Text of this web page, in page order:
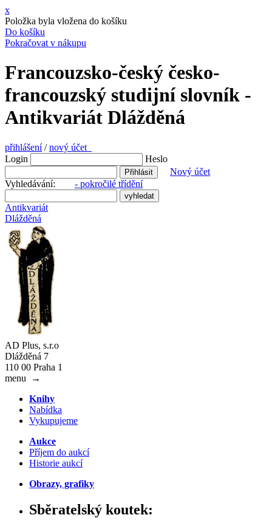
x
Položka byla vložena do košíku
Do košíku
Pokračovat v nákupu
Francouzsko-český česko-
francouzský studijní slovník -
Antikvariát Dlážděná
přihlášení/nový účet
Login
Heslo
Nový účet
Vyhledávání: - pokročilé třídění
Antikvariát
Dlážděná
AD Plus, s.r.o
Dlážděná 7
110 00 Praha 1
menu
→
Knihy
Nabídka
Vykupujeme
Aukce
Příjem do aukcí
Historie aukcí
Obrazy, grafiky
Sběratelský koutek: